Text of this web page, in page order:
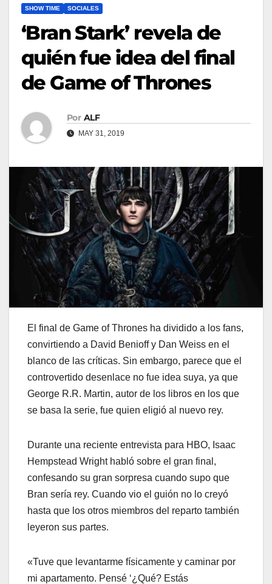
SHOW TIME SOCIALES
‘Bran Stark’ revela de
quién fue idea del final
de Game of Thrones
Por ALF
MAY 31, 2019
El final de Game of Thrones ha dividido a los fans,
convirtiendo a David Benioff y Dan Weiss en el
blanco de las críticas. Sin embargo, parece que el
controvertido desenlace no fue idea suya, ya que
George R.R. Martin, autor de los libros en los que
se basa la serie, fue quien eligió al nuevo rey.
Durante una reciente entrevista para HBO, Isaac
Hempstead Wright habló sobre el gran final,
confesando su gran sorpresa cuando supo que
Bran sería rey. Cuando vio el guión no lo creyó
hasta que los otros miembros del reparto también
leyeron sus partes.
«Tuve que levantarme físicamente y caminar por
mi apartamento. Pensé ‘¿Qué? Estás